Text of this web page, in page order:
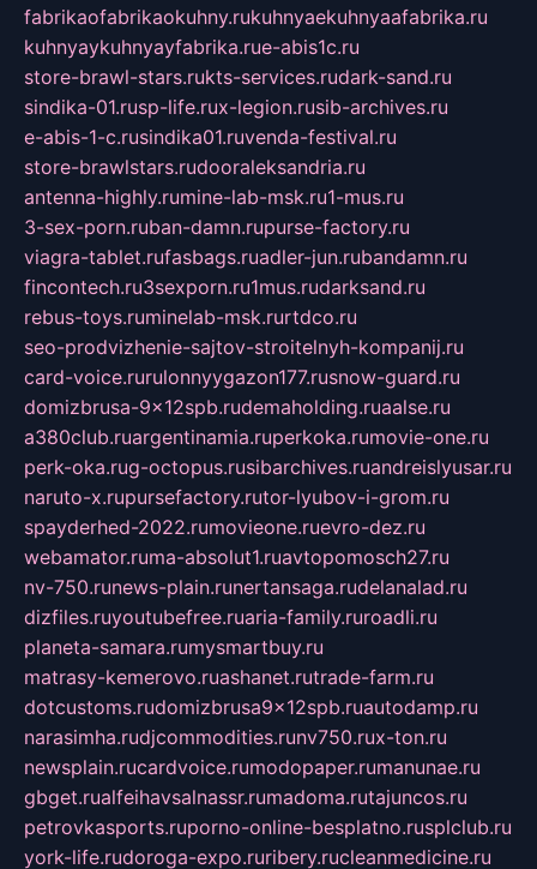
fabrikaofabrikaokuhny.rukuhnyaekuhnyaafabrika.ru
kuhnyaykuhnyayfabrika.rue-abis1c.ru
store-brawl-stars.rukts-services.rudark-sand.ru
sindika-01.rusp-life.rux-legion.rusib-archives.ru
e-abis-1-c.rusindika01.ruvenda-festival.ru
store-brawlstars.rudooraleksandria.ru
antenna-highly.rumine-lab-msk.ru1-mus.ru
3-sex-porn.ruban-damn.rupurse-factory.ru
viagra-tablet.rufasbags.ruadler-jun.rubandamn.ru
fincontech.ru3sexporn.ru1mus.rudarksand.ru
rebus-toys.ruminelab-msk.rurtdco.ru
seo-prodvizhenie-sajtov-stroitelnyh-kompanij.ru
card-voice.rurulonnyygazon177.rusnow-guard.ru
domizbrusa-9x12spb.rudemaholding.ruaalse.ru
a380club.ruargentinamia.ruperkoka.rumovie-one.ru
perk-oka.rug-octopus.rusibarchives.ruandreislyusar.ru
naruto-x.rupursefactory.rutor-lyubov-i-grom.ru
spayderhed-2022.rumovieone.ruevro-dez.ru
webamator.ruma-absolut1.ruavtopomosch27.ru
nv-750.runews-plain.runertansaga.rudelanalad.ru
dizfiles.ruyoutubefree.ruaria-family.ruroadli.ru
planeta-samara.rumysmartbuy.ru
matrasy-kemerovo.ruashanet.rutrade-farm.ru
dotcustoms.rudomizbrusa9x12spb.ruautodamp.ru
narasimha.rudjcommodities.runv750.rux-ton.ru
newsplain.rucardvoice.rumodopaper.rumanunae.ru
gbget.rualfeihavsalnassr.rumadoma.rutajuncos.ru
petrovkasports.ruporno-online-besplatno.rusplclub.ru
york-life.rudoroga-expo.ruribery.rucleanmedicine.ru